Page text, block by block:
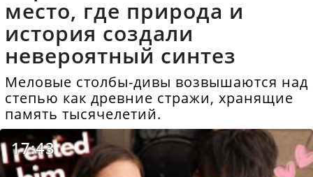
место, где природа и
история создали
невероятный синтез
Меловые столбы-дивы возвышаются над
степью как древние стражи, хранящие
память тысячелетий.
17:43